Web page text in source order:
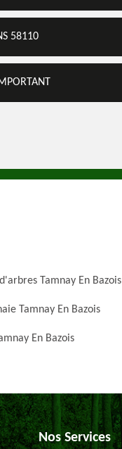
58110
Tamnay En Bazois
Tamnay En Bazois
En Bazois
Nos Services